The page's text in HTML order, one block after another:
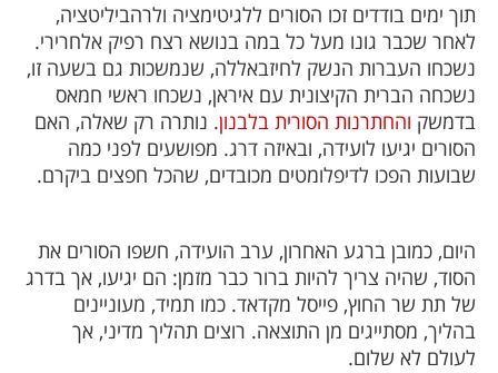
תוך ימים בודדים זכו הסורים ללגיטימציה ולרהביליטציה,
לאחר שכבר גונו מעל כל במה בנושא רצח רפיק אלחרירי.
נשכחו העברות הנשק לחיזבאללה, שנמשכות גם בשעה זו,
נשכחה הברית הקיצונית עם איראן, נשכחו ראשי חמאס
בדמשק והחתרנות הסורית בלבנון. נותרה רק שאלה, האם
הסורים יגיעו לועידה, ובאיזה דרג. מפושעים לפני כמה
שבועות הפכו לדיפלומטים מכובדים, שהכל חפצים ביקרם.
היום, כמובן ברגע האחרון, ערב הועידה, חשפו הסורים את
הסוד, שהיה צריך להיות ברור כבר מזמן: הם יגיעו, אך בדרג
של תת שר החוץ, פייסל מקדאד. כמו תמיד, מעוניינים
בהליך, מסתייגים מן התוצאה. רוצים תהליך מדיני, אך
לעולם לא שלום.